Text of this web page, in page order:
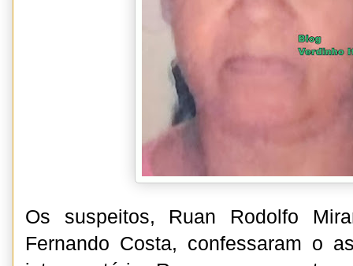
Os suspeitos, Ruan Rodolfo
Fernando Costa, confessaram o